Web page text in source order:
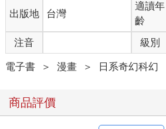
出版地 台灣
適讀年
齡
注音 級別
電子書 ＞ 漫畫 ＞ 日系奇幻科幻
商品評價